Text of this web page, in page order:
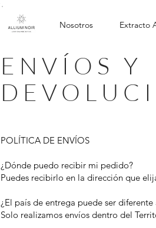
Home Nosotros Extracto
ENVÍOS Y
POLÍTICA DE ENVÍOS
¿Dónde puedo recibir mi pedido?
Puedes recibirlo en la dirección que
¿El país de entrega puede ser
Solo realizamos envíos dentro del